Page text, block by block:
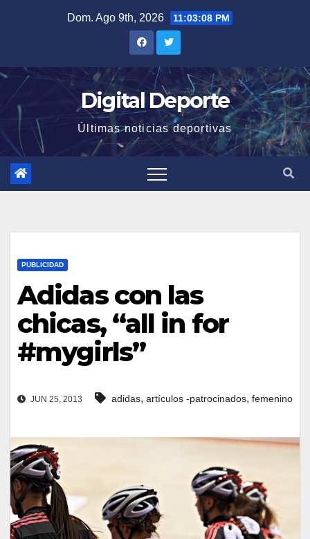
Dom. Ago 9th, 2026 11:03:09 PM
Digital Deporte
Últimas noticias deportivas
PUBLICIDAD
Adidas con las
chicas, “all in for
#mygirls”
JUN 25, 2013 adidas, artículos -patrocinados, femenino